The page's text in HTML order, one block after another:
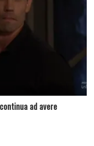
continua ad avere